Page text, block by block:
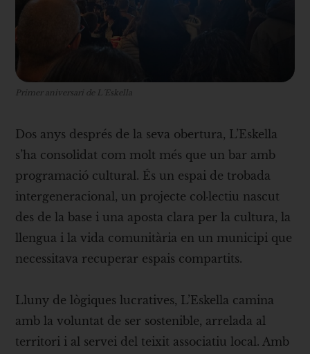
Primer aniversari de L´Eskella
Dos anys després de la seva obertura, L’Eskella
s’ha consolidat com molt més que un bar amb
programació cultural. És un espai de trobada
intergeneracional, un projecte col·lectiu nascut
des de la base i una aposta clara per la cultura, la
llengua i la vida comunitària en un municipi que
necessitava recuperar espais compartits.
Lluny de lògiques lucratives, L’Eskella camina
amb la voluntat de ser sostenible, arrelada al
territori i al servei del teixit associatiu local. Amb